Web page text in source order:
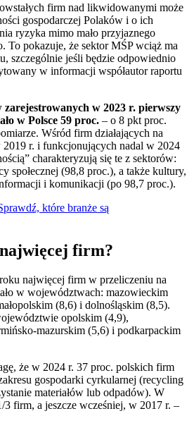
firm nad likwidowanymi może
gospodarczej Polaków i o ich
ryzyka mimo mało przyjaznego
To pokazuje, że sektor MŚP wciąż ma
szczególnie jeśli będzie odpowiednio
w informacji współautor raportu
zarejestrowanych w 2023 r. pierwszy
w Polsce 59 proc. – o 8 pkt proc.
Wśród firm działających na
r. i funkcjonujących nadal w 2024
charakteryzują się te z sektorów:
społecznej (98,8 proc.), a także kultury,
i komunikacji (po 98,7 proc.).
które branże są
firm?
najwięcej firm w przeliczeniu na
w województwach: mazowieckim
(8,6) i dolnośląskim (8,5).
opolskim (4,9),
mazurskim (5,6) i podkarpackim
że w 2024 r. 37 proc. polskich firm
gospodarki cyrkularnej (recycling
materiałów lub odpadów). W
3 firm, a jeszcze wcześniej, w 2017 r. –